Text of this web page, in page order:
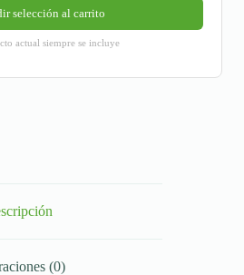
selección al carrito
actual siempre se incluye
(0)